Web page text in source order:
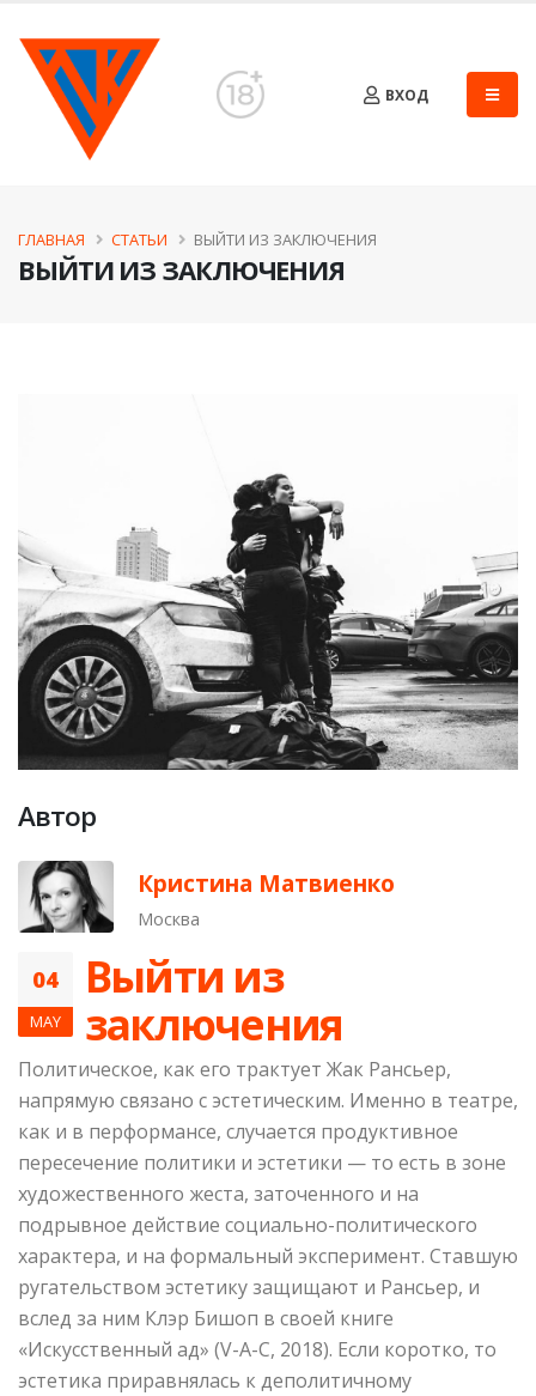
ВХОД
ВЫЙТИ ИЗ ЗАКЛЮЧЕНИЯ
ГЛАВНАЯ СТАТЬИ ВЫЙТИ ИЗ ЗАКЛЮЧЕНИЯ
Автор
Кристина Матвиенко
Москва
04
MAY
Выйти из
заключения
Политическое, как его трактует Жак Рансьер,
напрямую связано с эстетическим. Именно в театре,
как и в перформансе, случается продуктивное
пересечение политики и эстетики — то есть в зоне
художественного жеста, заточенного и на
подрывное действие социально-политического
характера, и на формальный эксперимент. Ставшую
ругательством эстетику защищают и Рансьер, и
вслед за ним Клэр Бишоп в своей книге
«Искусственный ад» (V-A-C, 2018). Если коротко, то
эстетика приравнялась к деполитичному